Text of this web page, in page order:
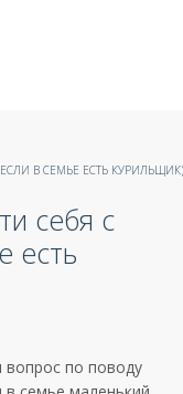
В СЕМЬЕ ЕСТЬ КУРИЛЬЩИК)
себя с
есть
по поводу